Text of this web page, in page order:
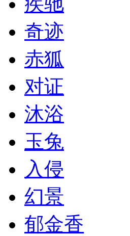
奇迹
赤狐
对证
沐浴
玉兔
入侵
幻景
郁金香